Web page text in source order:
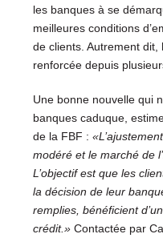
les banques à se
meilleures conditions
de clients. Autrement dit,
renforcée depuis
Une bonne nouvelle qui
banques caduque,
de la FBF :
modéré et le marché de
L’objectif est que les
la décision de leur
remplies, bénéficient
crédit.»Contactée par